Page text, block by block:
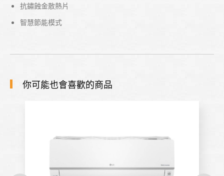
抗鏽蝕金散熱片
智慧節能模式
你可能也會喜歡的商品